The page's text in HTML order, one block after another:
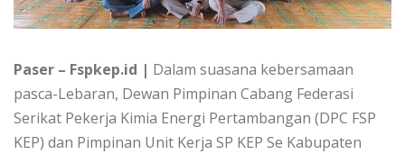
Paser – Fspkep.id | Dalam suasana kebersamaan
pasca-Lebaran, Dewan Pimpinan Cabang Federasi
Serikat Pekerja Kimia Energi Pertambangan (DPC FSP
KEP) dan Pimpinan Unit Kerja SP KEP Se Kabupaten